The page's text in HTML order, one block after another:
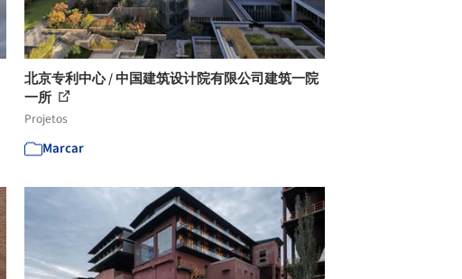
北京专利中心 / 中国建筑设计院有限公司建筑一院
一所
Projetos
Marcar